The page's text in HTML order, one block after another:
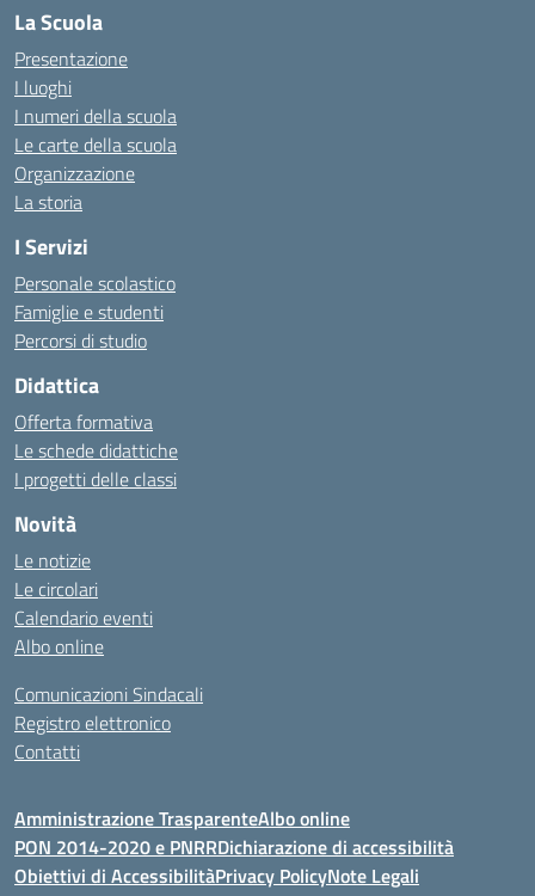
La Scuola
Presentazione
I luoghi
I numeri della scuola
Le carte della scuola
Organizzazione
La storia
I Servizi
Personale scolastico
Famiglie e studenti
Percorsi di studio
Didattica
Offerta formativa
Le schede didattiche
I progetti delle classi
Novità
Le notizie
Le circolari
Calendario eventi
Albo online
Comunicazioni Sindacali
Registro elettronico
Contatti
Amministrazione TrasparenteAlbo online
PON 2014-2020 e PNRRDichiarazione di accessibilità
Obiettivi di AccessibilitàPrivacy PolicyNote Legali